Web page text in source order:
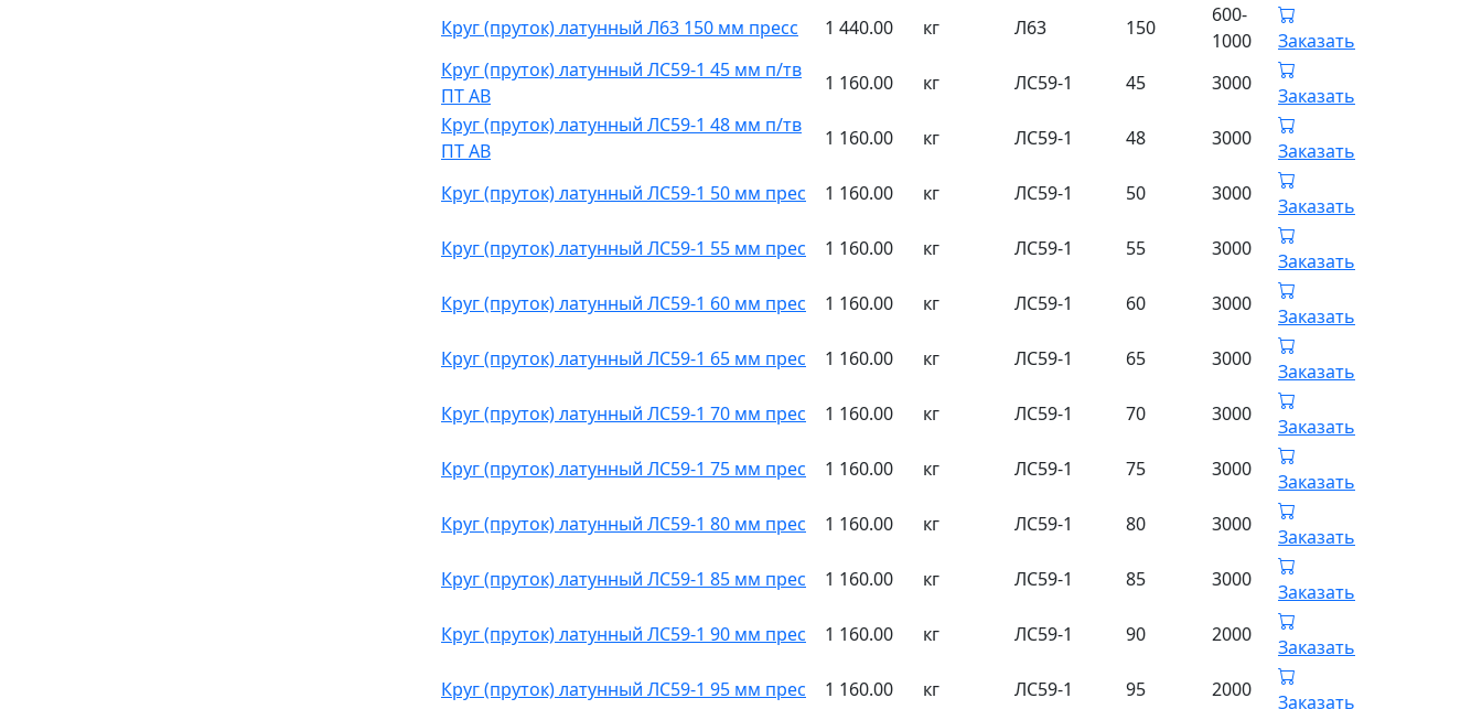
Круг (пруток) латунный Л63 150 мм пресс
1 440.00 кг Л63 150
600-
1000
Заказать
Круг (пруток) латунный ЛС59-1 45 мм п/тв
ПТ АВ
1 160.00 кг ЛС59-1 45 3000
Заказать
Круг (пруток) латунный ЛС59-1 48 мм п/тв
ПТ АВ
1 160.00 кг ЛС59-1 48 3000
Заказать
Круг (пруток) латунный ЛС59-1 50 мм прес
1 160.00 кг ЛС59-1 50 3000
Заказать
Круг (пруток) латунный ЛС59-1 55 мм прес
1 160.00 кг ЛС59-1 55 3000
Заказать
Круг (пруток) латунный ЛС59-1 60 мм прес
1 160.00 кг ЛС59-1 60 3000
Заказать
Круг (пруток) латунный ЛС59-1 65 мм прес
1 160.00 кг ЛС59-1 65 3000
Заказать
Круг (пруток) латунный ЛС59-1 70 мм прес
1 160.00 кг ЛС59-1 70 3000
Заказать
Круг (пруток) латунный ЛС59-1 75 мм прес
1 160.00 кг ЛС59-1 75 3000
Заказать
Круг (пруток) латунный ЛС59-1 80 мм прес
1 160.00 кг ЛС59-1 80 3000
Заказать
Круг (пруток) латунный ЛС59-1 85 мм прес
1 160.00 кг ЛС59-1 85 3000
Заказать
Круг (пруток) латунный ЛС59-1 90 мм прес
1 160.00 кг ЛС59-1 90 2000
Заказать
Круг (пруток) латунный ЛС59-1 95 мм прес
1 160.00 кг ЛС59-1 95 2000
Заказать